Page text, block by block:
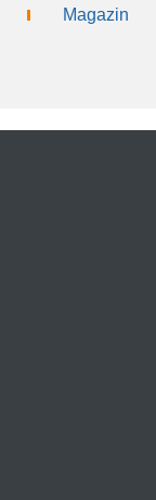
Magazin